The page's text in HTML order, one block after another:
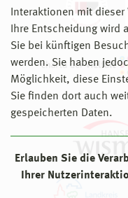
Interaktionen mit
Ihre Entscheidung wird
Sie bei künftigen
werden. Sie haben
Möglichkeit, diese
Sie finden dort auch
gespeicherten Daten.
Erlauben Sie die
Ihrer